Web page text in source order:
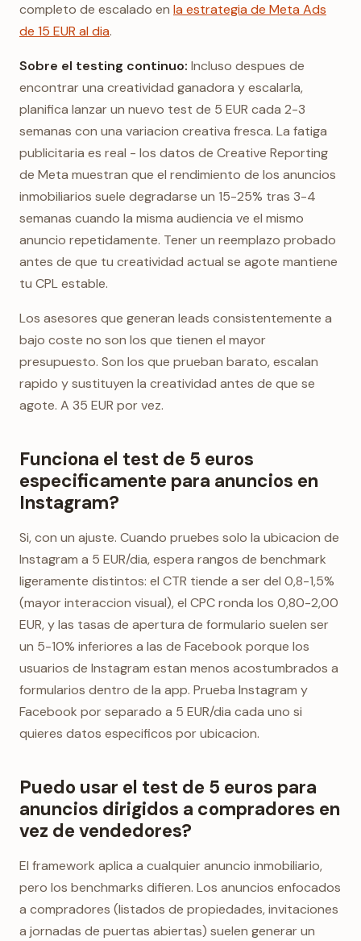
completo de escalado en la estrategia de Meta Ads
de 15 EUR al dia.
Sobre el testing continuo: Incluso despues de
encontrar una creatividad ganadora y escalarla,
planifica lanzar un nuevo test de 5 EUR cada 2-3
semanas con una variacion creativa fresca. La fatiga
publicitaria es real - los datos de Creative Reporting
de Meta muestran que el rendimiento de los anuncios
inmobiliarios suele degradarse un 15-25% tras 3-4
semanas cuando la misma audiencia ve el mismo
anuncio repetidamente. Tener un reemplazo probado
antes de que tu creatividad actual se agote mantiene
tu CPL estable.
Los asesores que generan leads consistentemente a
bajo coste no son los que tienen el mayor
presupuesto. Son los que prueban barato, escalan
rapido y sustituyen la creatividad antes de que se
agote. A 35 EUR por vez.
Funciona el test de 5 euros
especificamente para anuncios en
Instagram?
Si, con un ajuste. Cuando pruebes solo la ubicacion de
Instagram a 5 EUR/dia, espera rangos de benchmark
ligeramente distintos: el CTR tiende a ser del 0,8-1,5%
(mayor interaccion visual), el CPC ronda los 0,80-2,00
EUR, y las tasas de apertura de formulario suelen ser
un 5-10% inferiores a las de Facebook porque los
usuarios de Instagram estan menos acostumbrados a
formularios dentro de la app. Prueba Instagram y
Facebook por separado a 5 EUR/dia cada uno si
quieres datos especificos por ubicacion.
Puedo usar el test de 5 euros para
anuncios dirigidos a compradores en
vez de vendedores?
El framework aplica a cualquier anuncio inmobiliario,
pero los benchmarks difieren. Los anuncios enfocados
a compradores (listados de propiedades, invitaciones
a jornadas de puertas abiertas) suelen generar un